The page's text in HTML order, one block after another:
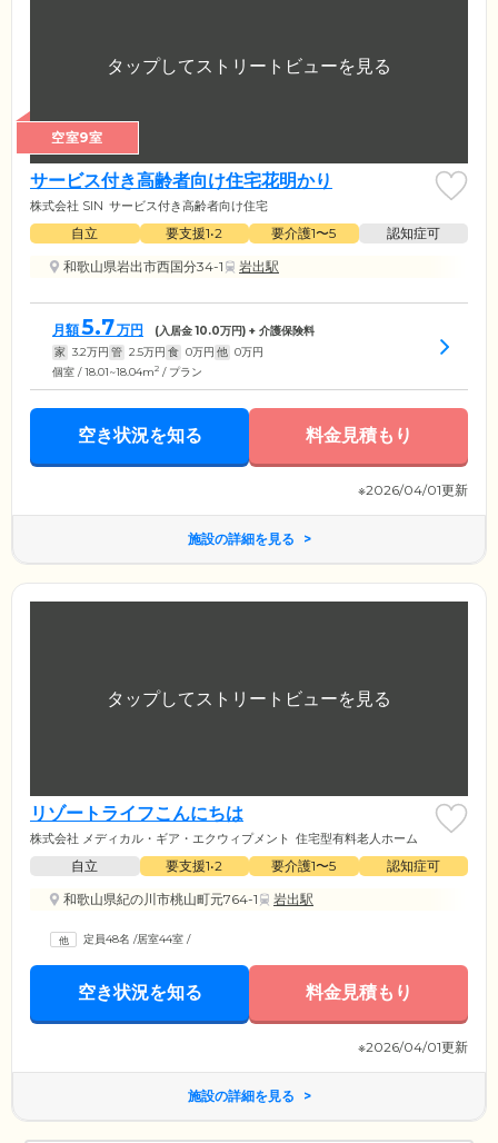
空室9室
サービス付き高齢者向け住宅花明かり
株式会社 SIN サービス付き高齢者向け住宅
自立 要支援1•2 要介護1〜5
認知症可
和歌山県岩出市西国分34-1
岩出駅
月額5.7万円 (入居金10.0万円) + 介護保険料
家 3.2万円 管 2.5万円 食 0万円 他 0万円
個室 / 18.01~18.04m2 / プラン
空き状況を知る 料金見積もり
※2026/04/01更新
施設の詳細を見る
リゾートライフこんにちは
株式会社 メディカル・ギア・エクウィプメント 住宅型有料老人ホーム
自立 要支援1•2 要介護1〜5
認知症可
和歌山県紀の川市桃山町元764-1
岩出駅
定員48名 /居室44室 /
空き状況を知る 料金見積もり
※2026/04/01更新
施設の詳細を見る